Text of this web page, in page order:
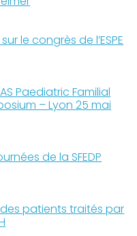
le congrès de l’ESPE
Paediatric Familial
– Lyon 25 mai
de la SFEDP
patients traités par